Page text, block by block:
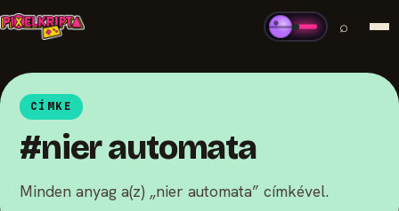
⌕
CÍMKE
#nier automata
Minden anyag a(z) „nier automata” címkével.